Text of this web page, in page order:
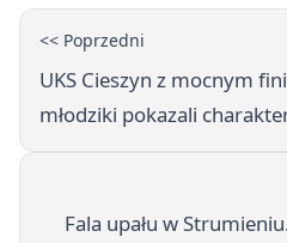
<< Poprzedni
UKS Cieszyn z mocnym
młodziki pokazali
Fala upału w